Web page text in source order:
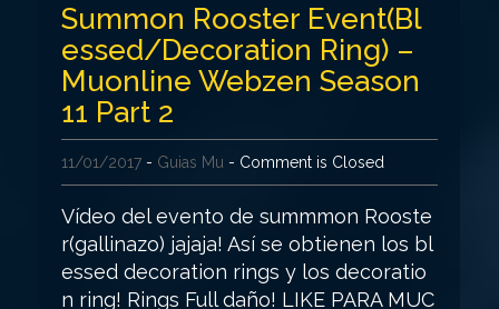
Summon Rooster Event(Bl
essed/Decoration Ring) –
Muonline Webzen Season
11 Part 2
11/01/2017 - Guias Mu - Comment is Closed
Vídeo del evento de summmon Rooste
r(gallinazo) jajaja! Así se obtienen los bl
essed decoration rings y los decoratio
n ring! Rings Full daño! LIKE PARA MUC